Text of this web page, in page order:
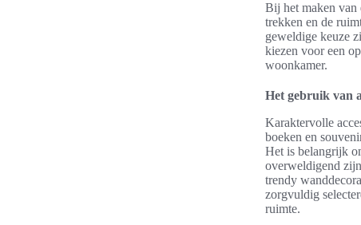
Bij het maken van
trekken en de
geweldige keuze
kiezen voor een
woonkamer.
Het gebruik van
Karaktervolle
boeken en
Het is belangrijk
overweldigend
trendy
zorgvuldig
ruimte.